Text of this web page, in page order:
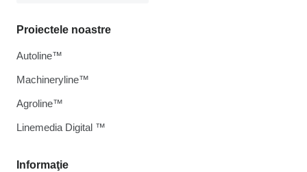
Informaţie
Proiectele noastre
Autoline™
Machineryline™
Agroline™
Linemedia Digital ™